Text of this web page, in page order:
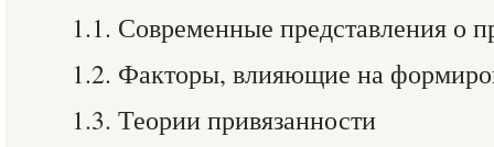
1.1. Современные представления о
1.2. Факторы, влияющие на
1.3. Теории привязанности